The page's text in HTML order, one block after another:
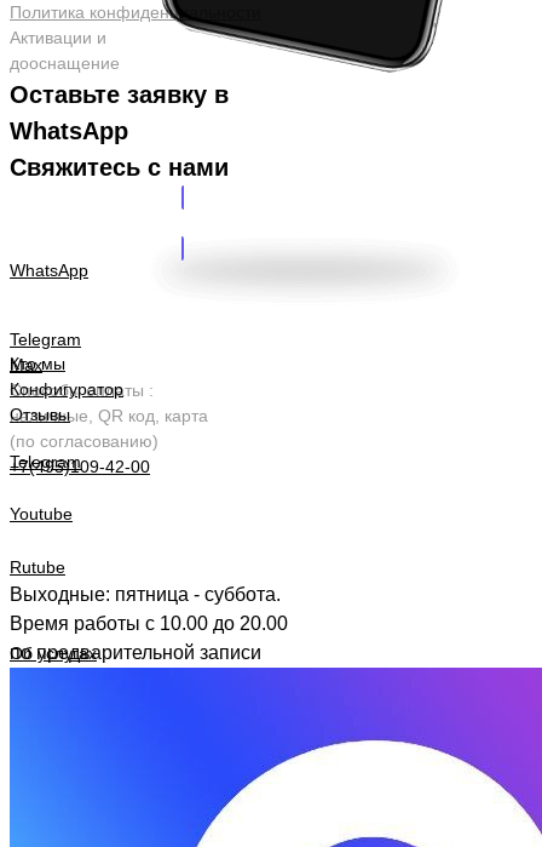
Кто мы
Конфигуратор
Отзывы
Telegram
Об услугах
Политика конфиденциальности
Активации и
дооснащение
Оставьте заявку в
WhatsApp
Свяжитесь с нами
WhatsApp
Telegram
Max
Способы оплаты :
наличные, QR код, карта
(по согласованию)
+7(495)109-42-00
Youtube
Rutube
Выходные: пятница - суббота.
Время работы с 10.00 до 20.00
по предварительной записи